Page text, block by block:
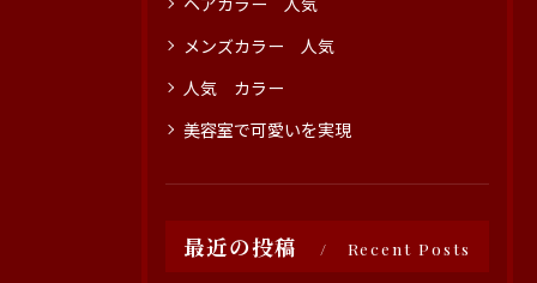
メンズカラー 人気
人気 カラー
美容室で可愛いを実現
最近の投稿 Recent Posts